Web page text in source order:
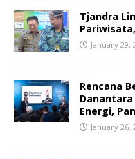
Tjandra
January 29,
Rencana
Danantara
Energi,
January 26,